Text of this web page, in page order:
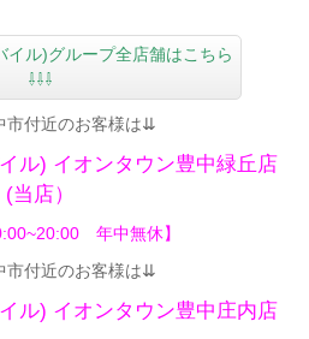
ル)グループ全店舗はこちら
⇩⇩⇩
市付近のお客様は⇊
ル) イオンタウン豊中緑丘店
(当店）
年中無休】
市付近のお客様は⇊
ル) イオンタウン豊中庄内店